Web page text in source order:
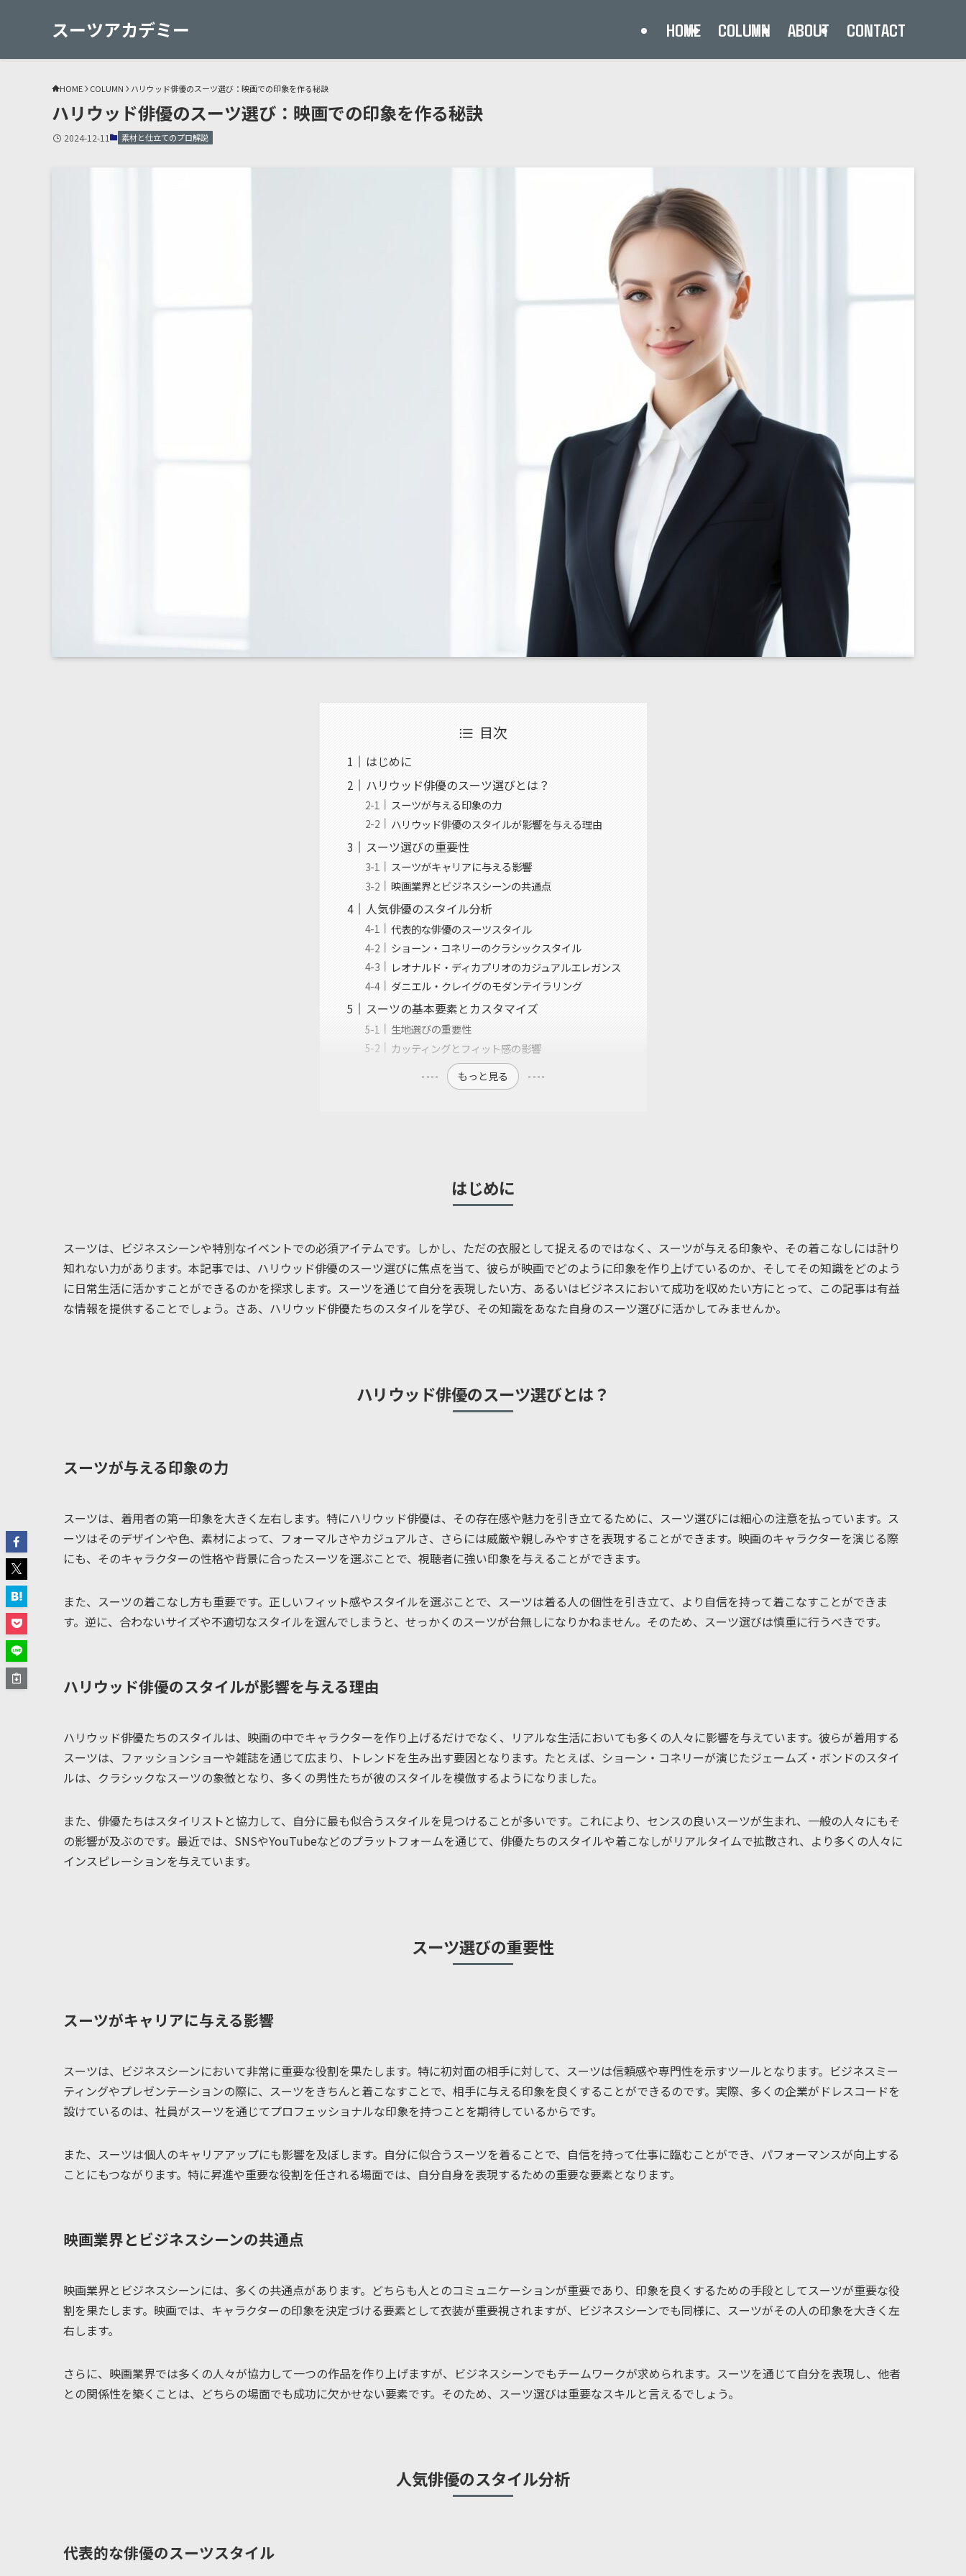
スーツアカデミー HOME COLUMN ABOUT CONTACT
HOME COLUMN ハリウッド俳優のスーツ選び：映画での印象を作る秘訣
ハリウッド俳優のスーツ選び：映画での印象を作る秘訣
2024-12-11 素材と仕立てのプロ解説
目次
はじめに
ハリウッド俳優のスーツ選びとは？
スーツが与える印象の力
ハリウッド俳優のスタイルが影響を与える理由
スーツ選びの重要性
スーツがキャリアに与える影響
映画業界とビジネスシーンの共通点
人気俳優のスタイル分析
代表的な俳優のスーツスタイル
ショーン・コネリーのクラシックスタイル
レオナルド・ディカプリオのカジュアルエレガンス
ダニエル・クレイグのモダンテイラリング
スーツの基本要素とカスタマイズ
生地選びの重要性
カッティングとフィット感の影響
もっと見る
はじめに
スーツは、ビジネスシーンや特別なイベントでの必須アイテムです。しかし、ただの衣服として捉えるのではなく、スーツが与える印象や、その着こなしには計り
知れない力があります。本記事では、ハリウッド俳優のスーツ選びに焦点を当て、彼らが映画でどのように印象を作り上げているのか、そしてその知識をどのよう
に日常生活に活かすことができるのかを探求します。スーツを通じて自分を表現したい方、あるいはビジネスにおいて成功を収めたい方にとって、この記事は有益
な情報を提供することでしょう。さあ、ハリウッド俳優たちのスタイルを学び、その知識をあなた自身のスーツ選びに活かしてみませんか。
ハリウッド俳優のスーツ選びとは？
スーツが与える印象の力
スーツは、着用者の第一印象を大きく左右します。特にハリウッド俳優は、その存在感や魅力を引き立てるために、スーツ選びには細心の注意を払っています。ス
ーツはそのデザインや色、素材によって、フォーマルさやカジュアルさ、さらには威厳や親しみやすさを表現することができます。映画のキャラクターを演じる際
にも、そのキャラクターの性格や背景に合ったスーツを選ぶことで、視聴者に強い印象を与えることができます。
また、スーツの着こなし方も重要です。正しいフィット感やスタイルを選ぶことで、スーツは着る人の個性を引き立て、より自信を持って着こなすことができま
す。逆に、合わないサイズや不適切なスタイルを選んでしまうと、せっかくのスーツが台無しになりかねません。そのため、スーツ選びは慎重に行うべきです。
ハリウッド俳優のスタイルが影響を与える理由
ハリウッド俳優たちのスタイルは、映画の中でキャラクターを作り上げるだけでなく、リアルな生活においても多くの人々に影響を与えています。彼らが着用する
スーツは、ファッションショーや雑誌を通じて広まり、トレンドを生み出す要因となります。たとえば、ショーン・コネリーが演じたジェームズ・ボンドのスタイ
ルは、クラシックなスーツの象徴となり、多くの男性たちが彼のスタイルを模倣するようになりました。
また、俳優たちはスタイリストと協力して、自分に最も似合うスタイルを見つけることが多いです。これにより、センスの良いスーツが生まれ、一般の人々にもそ
の影響が及ぶのです。最近では、SNSやYouTubeなどのプラットフォームを通じて、俳優たちのスタイルや着こなしがリアルタイムで拡散され、より多くの人々に
インスピレーションを与えています。
スーツ選びの重要性
スーツがキャリアに与える影響
スーツは、ビジネスシーンにおいて非常に重要な役割を果たします。特に初対面の相手に対して、スーツは信頼感や専門性を示すツールとなります。ビジネスミー
ティングやプレゼンテーションの際に、スーツをきちんと着こなすことで、相手に与える印象を良くすることができるのです。実際、多くの企業がドレスコードを
設けているのは、社員がスーツを通じてプロフェッショナルな印象を持つことを期待しているからです。
また、スーツは個人のキャリアアップにも影響を及ぼします。自分に似合うスーツを着ることで、自信を持って仕事に臨むことができ、パフォーマンスが向上する
ことにもつながります。特に昇進や重要な役割を任される場面では、自分自身を表現するための重要な要素となります。
映画業界とビジネスシーンの共通点
映画業界とビジネスシーンには、多くの共通点があります。どちらも人とのコミュニケーションが重要であり、印象を良くするための手段としてスーツが重要な役
割を果たします。映画では、キャラクターの印象を決定づける要素として衣装が重要視されますが、ビジネスシーンでも同様に、スーツがその人の印象を大きく左
右します。
さらに、映画業界では多くの人々が協力して一つの作品を作り上げますが、ビジネスシーンでもチームワークが求められます。スーツを通じて自分を表現し、他者
との関係性を築くことは、どちらの場面でも成功に欠かせない要素です。そのため、スーツ選びは重要なスキルと言えるでしょう。
人気俳優のスタイル分析
代表的な俳優のスーツスタイル